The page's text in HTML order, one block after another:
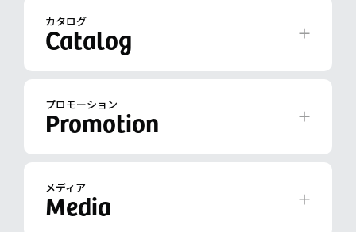
カタログ
プロモーション
メディア